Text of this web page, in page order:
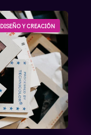
DISEÑO Y CREACIÓN